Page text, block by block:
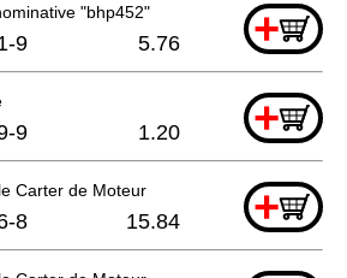
"bhp452" +
9 5.76
+
9 1.20
Carter de Moteur +
8 15.84